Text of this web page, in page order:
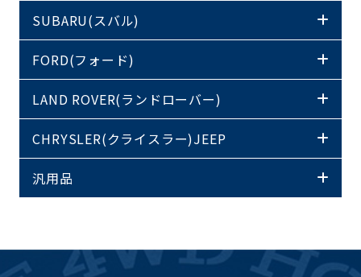
SUBARU(スバル)
FORD(フォード)
LAND ROVER(ランドローバー)
CHRYSLER(クライスラー)JEEP
汎用品